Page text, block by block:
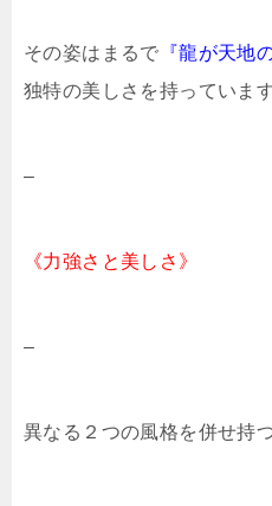
その姿はまるで 『龍が天地
独特の美しさを持っています
–
《力強さと美しさ》
–
異なる２つの風格を併せ持